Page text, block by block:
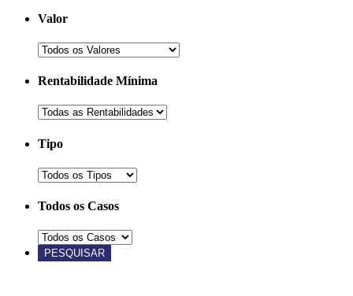
Valor
Rentabilidade Mínima
Tipo
Todos os Casos